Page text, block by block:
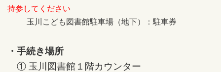
持参してください
玉川こども図書館駐車場（地下）：駐車券
・手続き場所
① 玉川図書館１階カウンター